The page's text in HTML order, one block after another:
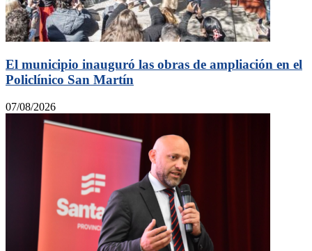
El municipio inauguró las obras de ampliación en el
Policlínico San Martín
07/08/2026